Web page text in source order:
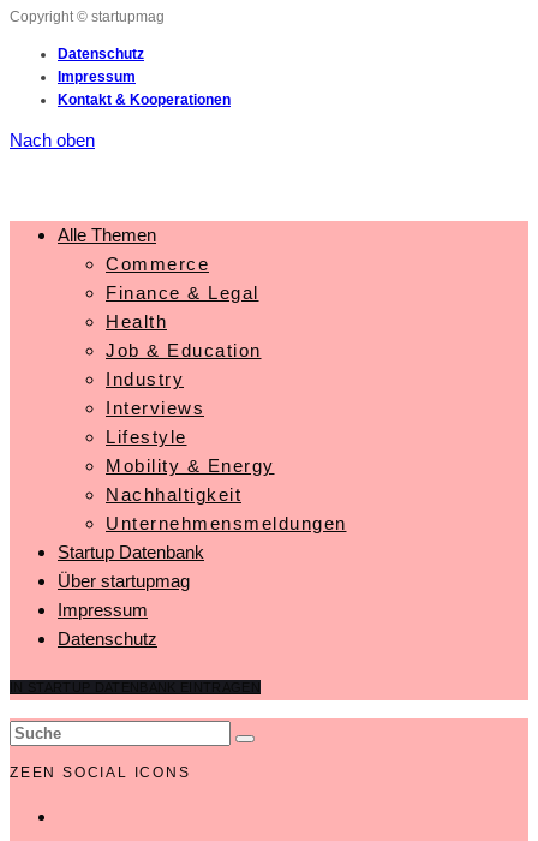
Copyright © startupmag
Datenschutz
Impressum
Kontakt & Kooperationen
Nach oben
Alle Themen
Commerce
Finance & Legal
Health
Job & Education
Industry
Interviews
Lifestyle
Mobility & Energy
Nachhaltigkeit
Unternehmensmeldungen
Startup Datenbank
Über startupmag
Impressum
Datenschutz
ZEEN SOCIAL ICONS